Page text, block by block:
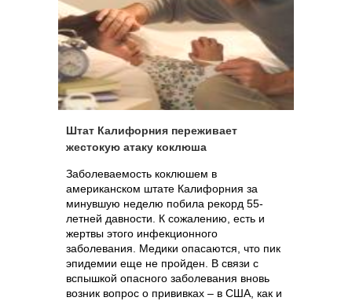
Штат Калифорния переживает
жестокую атаку коклюша
Заболеваемость коклюшем в
американском штате Калифорния за
минувшую неделю побила рекорд 55-
летней давности. К сожалению, есть и
жертвы этого инфекционного
заболевания. Медики опасаются, что пик
эпидемии еще не пройден. В связи с
вспышкой опасного заболевания вновь
возник вопрос о прививках – в США, как и